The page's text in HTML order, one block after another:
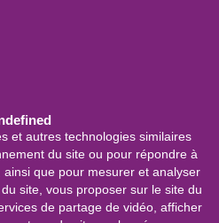
et autres technologies similaires
du site ou pour répondre à
ainsi que pour mesurer et analyser
site, vous proposer sur le site du
de partage de vidéo, afficher